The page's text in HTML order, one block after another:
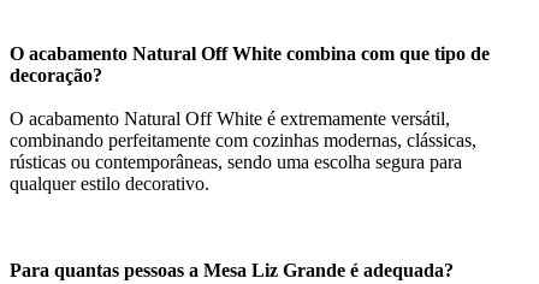
O acabamento Natural Off White combina com que tipo de
decoração?
O acabamento Natural Off White é extremamente versátil,
combinando perfeitamente com cozinhas modernas, clássicas,
rústicas ou contemporâneas, sendo uma escolha segura para
qualquer estilo decorativo.
Para quantas pessoas a Mesa Liz Grande é adequada?